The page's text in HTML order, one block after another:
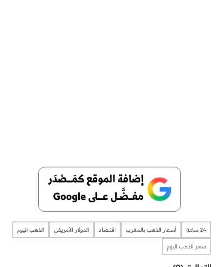
24 ساعة أسعار الذهب بالمغرب اقتصاد الدولار الأمريكي الذهب اليوم
سعر الذهب اليوم